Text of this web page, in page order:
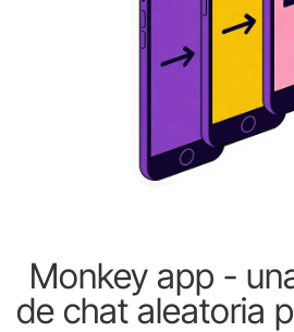
Monkey app -
de chat aleatoria